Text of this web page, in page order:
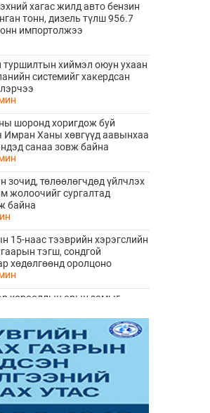
хагас жилд авто бензин
тонн, дизель түлш 956.7
импортолжээ
туршилтын хиймэл оюун ухаан
системийг хакердсан
шоронд хоригдож буй
Имран Ханы хөвгүүд аавынхаа
санаа зовж байна
зочид, төлөөлөгчдөд үйлчлэх
жолоочийг сургалтад
байна
15-наас тээврийн хэрэгслийн
тэгш, сондгой
хөдөлгөөнд оролцоно
хорооллын арын замыг
ус зайлуулах шугамын
хийнэ
цогцолбор” төслийн
шатны ТЭЗҮ-ийг
ажил 90 хувийн
байна